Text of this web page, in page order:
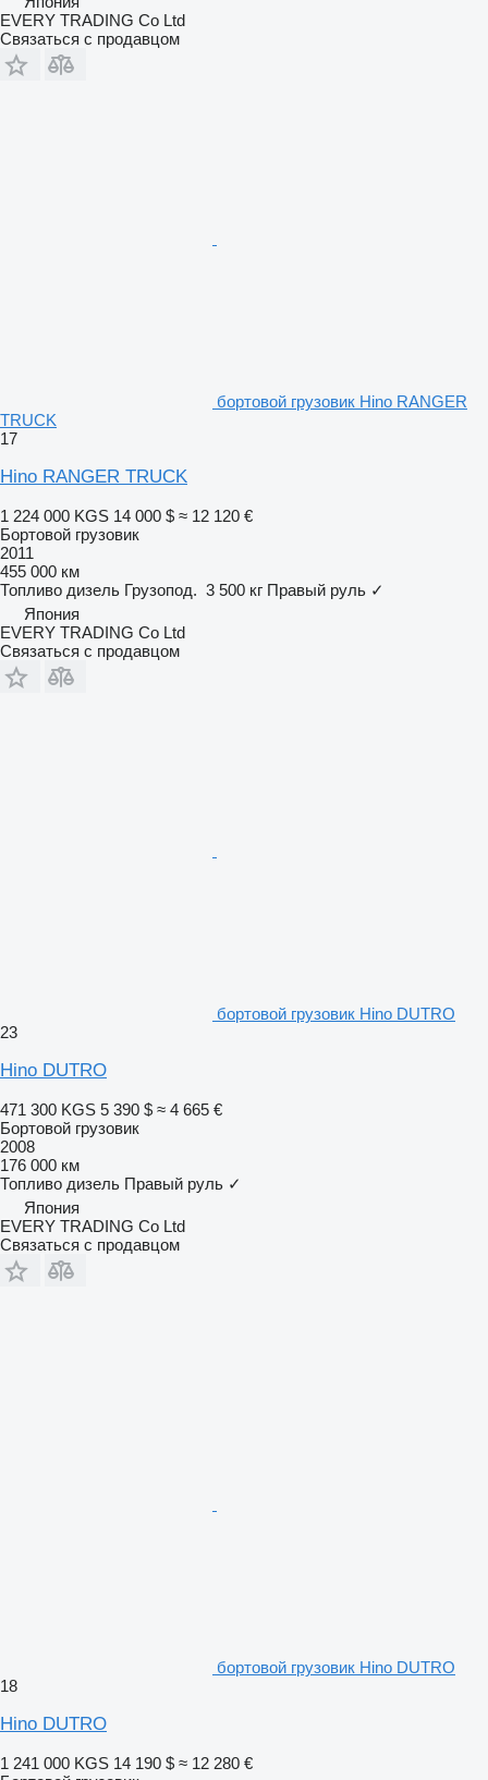
EVERY TRADING Co Ltd
Связаться с продавцом
бортовой грузовик Hino RANGER
TRUCK
17
Hino RANGER TRUCK
1 224 000 KGS 14 000 $ ≈ 12 120 €
Бортовой грузовик
2011
455 000 км
Топливо дизель Грузопод. 3 500 кг Правый руль ✓
Япония
EVERY TRADING Co Ltd
Связаться с продавцом
бортовой грузовик Hino DUTRO
23
Hino DUTRO
471 300 KGS 5 390 $ ≈ 4 665 €
Бортовой грузовик
2008
176 000 км
Топливо дизель Правый руль ✓
Япония
EVERY TRADING Co Ltd
Связаться с продавцом
бортовой грузовик Hino DUTRO
18
Hino DUTRO
1 241 000 KGS 14 190 $ ≈ 12 280 €